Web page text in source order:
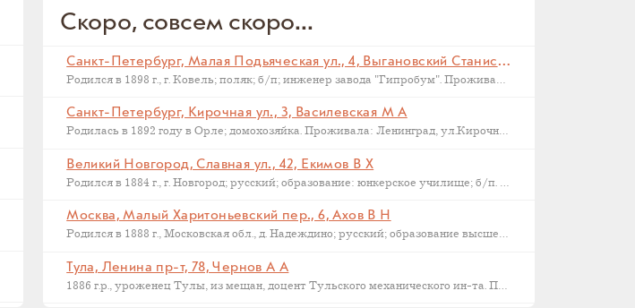
Скоро, совсем скоро...
Санкт-Петербург, Малая Подьяческая ул., 4, Выгановский Станислав С (
Родился в 1898 г., г. Ковель; поляк; б/п; инженер завода "Гипробум". Проживал: Ленинград, Малая Подьяческая ул., д.4, кв.18. Арестован 16 сентября 1937 г. Приговорен: Комиссия НКВД и прокуратуры СССР 23 сентября 1937 г., обв.: 58-6-9-11 УК РСФСР. Расстрелян 28 сентября 1937 г. Реабилитирован 16.09.1957.
Санкт-Петербург, Кирочная ул., 3, Василевская М А
Родилась в 1892 году в Орле; домохозяйка. Проживала: Ленинград, ул.Кирочная, д.3, кв.2. Арестована: сентябрь-ноябрь 1937 года. Была сослана в Казахстан как ЧСИР. Умерла в 1944-45 г, село Манкент, Южный Казахстан.
Великий Новгород, Славная ул., 42, Екимов В Х
Родился в 1884 г., г. Новгород; русский; образование: юнкерское училище; б/п. Счетовод леспромхоза. Проживал: г. Новгород. Арестован 18 марта 1931 г. Приговорен: 23 апреля 1931 г. Приговор: Дело прекращено, освобожден. Бухгалтер артели "Сапожник". Арестован 2 апреля 1938 г. Приговор: ВМН.
Москва, Малый Харитоньевский пер., 6, Ахов В Н
Родился в 1888 г., Московская обл., д. Надеждино; русский; образование высшее; член ВКП(б); преподаватель Военной Академии РККА. Проживал: Москва, ул. М. Харитоньевская, 6-4. Арестован 31 декабря 1932 г. Приговорен: Коллегией ОГПУ 17 февраля 1933 г., обв.: террористической деятельности, к.-р. агитации и пропаганде. Расстрелян 21 марта 1933 г. Место захоронения – Москва, Ваганьковское кладбище. Реабилитирован 6 марта 1958 г.
Тула, Ленина пр-т, 78, Чернов А А
1886 г.р., уроженец Тулы, из мещан, доцент Тульского механического ин-та. Проживал: Тула, ул. Коммунаров 122, кв. 17. Арестован 24 января 1938 г. Обвинение: участник контрреволюционной эсеровской организации г. Тулы. Дата смерти – 9 октября 1938 года. Реабилитирован в 1955 году.